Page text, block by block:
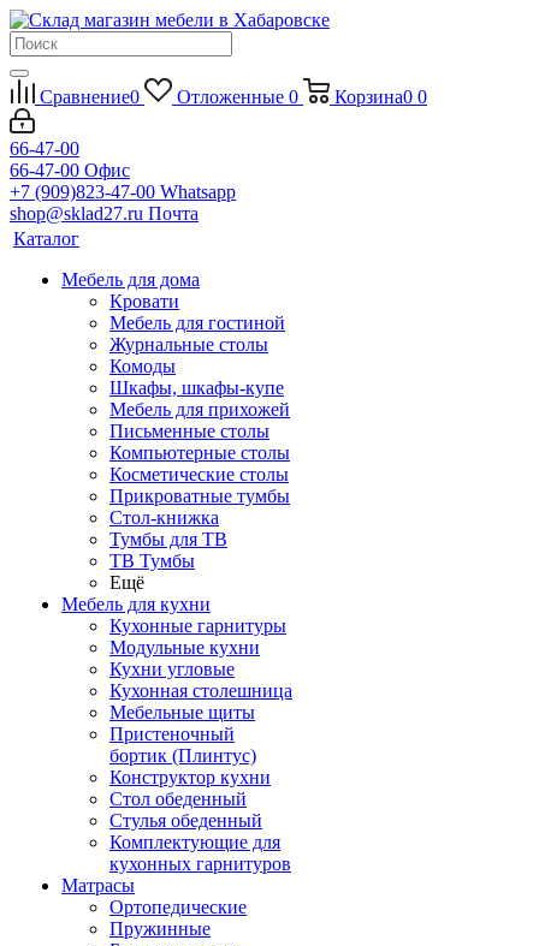
Сравнение0 Отложенные 0 Корзина0 0
66-47-00
66-47-00 Офис
+7 (909)823-47-00 Whatsapp
shop@sklad27.ru Почта
Каталог
Мебель для дома
Кровати
Мебель для гостиной
Журнальные столы
Комоды
Шкафы, шкафы-купе
Мебель для прихожей
Письменные столы
Компьютерные столы
Косметические столы
Прикроватные тумбы
Стол-книжка
Тумбы для ТВ
ТВ Тумбы
Ещё
Мебель для кухни
Кухонные гарнитуры
Модульные кухни
Кухни угловые
Кухонная столешница
Мебельные щиты
Пристеночный
бортик (Плинтус)
Конструктор кухни
Стол обеденный
Стулья обеденный
Комплектующие для
кухонных гарнитуров
Матраcы
Ортопедические
Пружинные